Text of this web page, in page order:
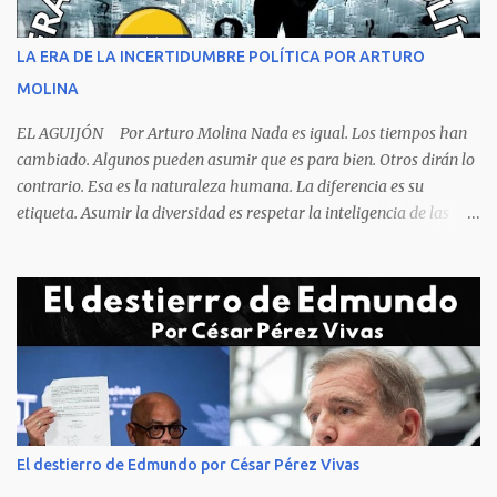
orden y el campeón mundial sentado apacible y sin presentar su
rostro rasgos de asfixia mecánica, que se reflejan en un color
recuento de lo sucedido antes de este día fatídico. ...
LA ERA DE LA INCERTIDUMBRE POLÍTICA POR ARTURO
MOLINA
EL AGUIJÓN Por Arturo Molina Nada es igual. Los tiempos han
cambiado. Algunos pueden asumir que es para bien. Otros dirán lo
contrario. Esa es la naturaleza humana. La diferencia es su
etiqueta. Asumir la diversidad es respetar la inteligencia de las
obliga a los líderes, a crear de forma urgente, estrategias
responsables para restituir la confianza de los ciudadanos hacia
las instituciones. El desmoronamiento moral de la sociedad va a
repercutir en la de los gobernantes, a quienes los devorará la
soledad. Un soplo de aliento fresco es la solicitud en la calle. La
relación sólida entre gobernantes y gobernados se construye con
base a la comunicación y la transparencia en las actuaciones. El
gobernante que pretenda una oposición a su medida obtendrá
El destierro de Edmundo por César Pérez Vivas